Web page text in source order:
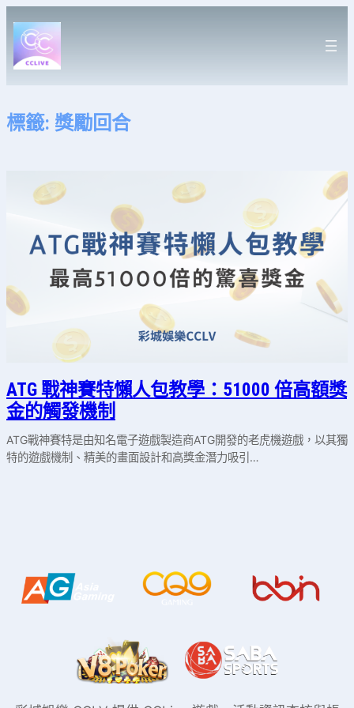
至
主
容
標籤: 獎勵回合
ATG 戰神賽特懶人包教學：51000 倍高額獎
金的觸發機制
ATG戰神賽特是由知名電子遊戲製造商ATG開發的老虎機遊戲，以其獨
特的遊戲機制、精美的畫面設計和高獎金潛力吸引…